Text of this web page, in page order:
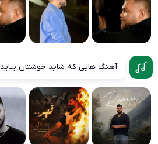
آهنگ هایی که شاید خوشتان بیاید